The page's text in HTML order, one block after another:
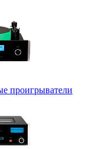
проигрыватели